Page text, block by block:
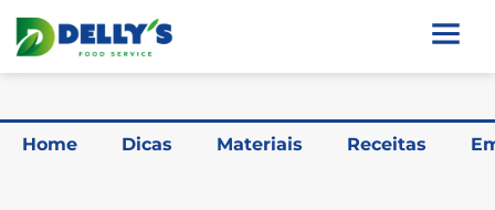
Home Dicas Materiais Receitas